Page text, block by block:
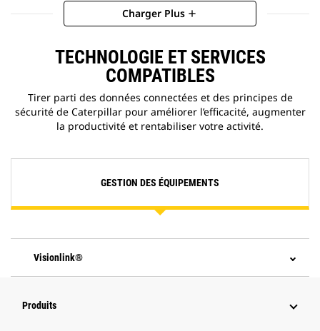
Charger Plus add
TECHNOLOGIE ET SERVICES
COMPATIBLES
Tirer parti des données connectées et des principes de
sécurité de Caterpillar pour améliorer l’efficacité, augmenter
la productivité et rentabiliser votre activité.
GESTION DES ÉQUIPEMENTS
Visionlink®
Produits